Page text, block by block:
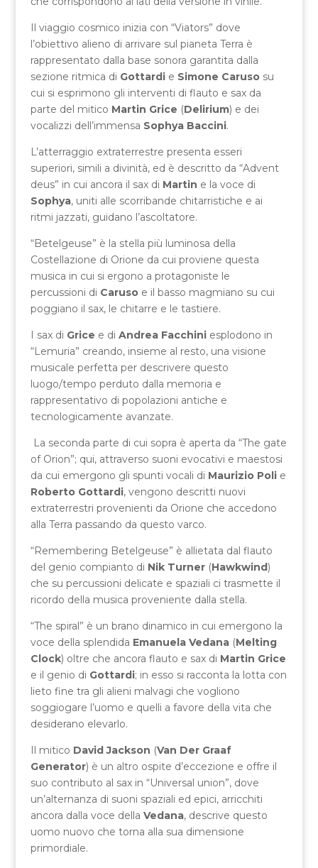
Il viaggio cosmico inizia con “Viators” dove
l’obiettivo alieno di arrivare sul pianeta Terra è
rappresentato dalla base sonora garantita dalla
sezione ritmica di Gottardie Simone Carusosu
cui si esprimono gli interventi di flauto e sax da
parte del mitico Martin Grice (Delirium) e dei
vocalizzi dell’immensa Sophya Baccini.
L’atterraggio extraterrestre presenta esseri
superiori, simili a divinità, ed è descritto da “Advent
deus” in cui ancora il sax di Martin e la voce di
Sophya, uniti alle scorribande chitarristiche e ai
ritmi jazzati, guidano l’ascoltatore.
“Betelgeuse” è la stella più luminosa della
Costellazione di Orione da cui proviene questa
musica in cui si ergono a protagoniste le
percussioni di Caruso e il basso magmiano su cui
poggiano il sax, le chitarre e le tastiere.
I sax di Grice e di Andrea Facchiniesplodono in
“Lemuria” creando, insieme al resto, una visione
musicale perfetta per descrivere questo
luogo/tempo perduto dalla memoria e
rappresentativo di popolazioni antiche e
tecnologicamente avanzate.
La seconda parte di cui sopra è aperta da “The gate
of Orion”; qui, attraverso suoni evocativi e maestosi
da cui emergono gli spunti vocali di Maurizio Poli e
Roberto Gottardi, vengono descritti nuovi
extraterrestri provenienti da Orione che accedono
alla Terra passando da questo varco.
“Remembering Betelgeuse” è allietata dal flauto
del genio compianto di Nik Turner(Hawkwind)
che su percussioni delicate e spaziali ci trasmette il
ricordo della musica proveniente dalla stella.
“The spiral” è un brano dinamico in cui emergono la
voce della splendida Emanuela Vedana(Melting
Clock) oltre che ancora flauto e sax di Martin Grice
e il genio di Gottardi; in esso si racconta la lotta con
lieto fine tra gli alieni malvagi che vogliono
soggiogare l’uomo e quelli a favore della vita che
desiderano elevarlo.
Il mitico David Jackson (Van Der Graaf
Generator) è un altro ospite d’eccezione e offre il
suo contributo al sax in “Universal union”, dove
un’alternanza di suoni spaziali ed epici, arricchiti
ancora dalla voce della Vedana, descrive questo
uomo nuovo che torna alla sua dimensione
primordiale.